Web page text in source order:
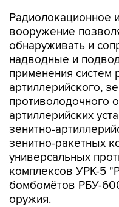
Радиолокационное
вооружение
обнаруживать и
надводные и
применения систем
артиллерийского,
противолодочного
артиллерийских
зенитно-
зенитно-ракетных
универсальных
комплексов УРК-5
бомбомётов РБУ-
оружия.